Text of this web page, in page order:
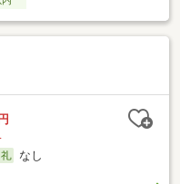
なし